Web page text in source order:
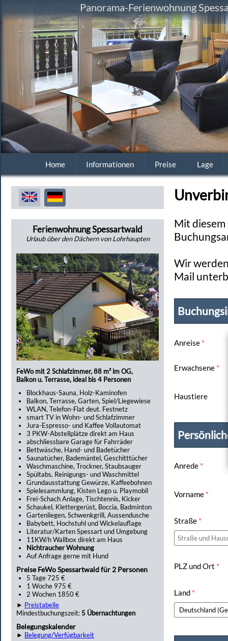
Panorama-Ferienwohnung
Home Informationen Preise Lage
Ferienwohnung Spessartwald
Urlaub über den Dächern von Lohrhaupten
FeWo mit 2 Schlafzimmer, 88 m² im OG,
Balkon u. Terrasse, ideal bis 4 Personen
Blockhaus-Sauna, Holz-Kaminofen
Balkon, Terrasse, Garten, Spiel/Liegewiese
WLAN, Telefon-Flat deut. Festnetz
smart TV in Wohn- und Schlafzimmer
Jura-Espresso- und Kaffee Vollautomat
3 PKW-Abstellplätze direkt am Haus
abschliessbare Garage für Fahrräder
Bettwäsche, Hand- und Badetücher
Saunatücher, Bademäntel, Geschitttücher
Waschmaschine, Trockner, Staubsauger
Spültabs, Reinigungs- und Waschmittel
Grundausstattung Gewürze, Kaffeebohnen
Spielesammlung, Kisten Lego u. Playmobil
Frei-Schach Anlage, Tischtennis, Kicker
Schaukel, Klettergerüst, Boccia, Badminton
Gartenliegen, Schwenkgrill, Aussendusche
Babybett, Hochstuhl und Wickelauflage
Literatur/Karten Spessart und Umgebung
11KW/h Wallbox direkt am Haus
Nichtraucher Wohnung
Auf Anfrage gerne mit Hund
Preise FeWo Spessartwald für 2 Personen
5 Tage 725 €
1 Woche 975 €
2 Wochen 1850 €
► Preistabelle
Mindestbuchungszeit:5 Übernachtungen
Belegungskalender
► Belegung/Verfügbarkeit
Mit
Wir
Mail
Anreise *
Erwachsene *
Haustiere
Anrede *
Vorname *
Straße *
PLZ und Ort *
Land *